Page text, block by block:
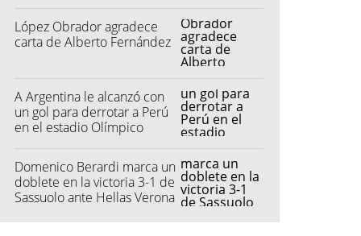
López Obrador agradece
carta de Alberto Fernández
A Argentina le alcanzó con
un gol para derrotar a Perú
en el estadio Olímpico
Domenico Berardi marca un
doblete en la victoria 3-1 de
Sassuolo ante Hellas Verona